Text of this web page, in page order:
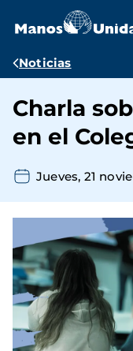
contenido
Ruta
navegación
Noticias
Charla
en el
Jueves, 21